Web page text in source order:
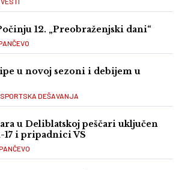
12. „Preobraženjski dani“
u novoj sezoni i debijem u
SPORTSKA DEŠAVANJA
u Deliblatskoj peščari uključen
i pripadnici VS